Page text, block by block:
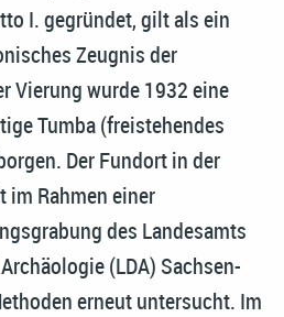
I. gegründet, gilt als ein
Zeugnis der
Vierung wurde 1932 eine
Tumba (freistehendes
Der Fundort in der
Rahmen einer
des Landesamts
(LDA) Sachsen-
erneut untersucht. Im